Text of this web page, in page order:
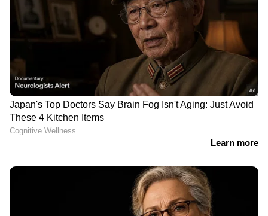
റിസോര്‍ട്ടിലെത്തിച്ച്
പീഡിപ്പിച്ചു, നഗ്‌നദൃശ്യങ്ങള്‍
പകര്‍ത്തി സ്വര്‍ണ്ണം
കവര്‍ന്നു,
ഏറ്റവും വലിയ വേട്ട,
കെഎസ്ആര്‍ടിസി ബസില്‍
കടത്താന്‍ ശ്രമിച്ച ഒന്നര
കോടിയിലധികം
വിലവരുന്ന 500 ഗ്രാം
എംഡിഎംഎ പിടികൂടി
പന്തളത്ത് കാറിന്റെ
നിർമ്മിച്ച രഹസ്യ അറയിൽ
എംഡിഎംഎ കടത്ത്;
രഹസ്യ വിവരത്തിന്‍റെ
പരിശോധന; തലസ്ഥാനത്ത്
പിടികൂടിയത് 100 കിലോ
ചന്ദനത്തടികൾ